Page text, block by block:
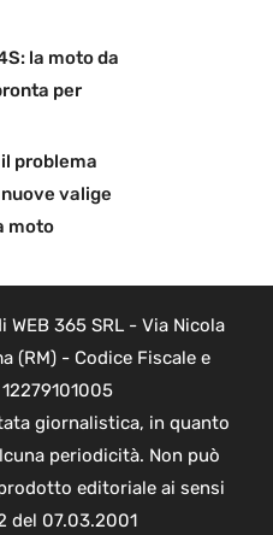
la moto da
per
problema
valige
moto
365 SRL - Via Nicola
(RM) - Codice Fiscale e
giornalistica, in quanto
periodicità. Non può
editoriale ai sensi
del 07.03.2001